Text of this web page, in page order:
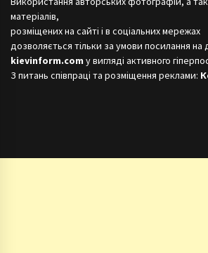
матеріалів,
розміщених на сайті і в соціальних мережах
дозволяється тільки за умови посилання
kievinform.com у вигляді активного
З питань співпраці та розміщення реклами: